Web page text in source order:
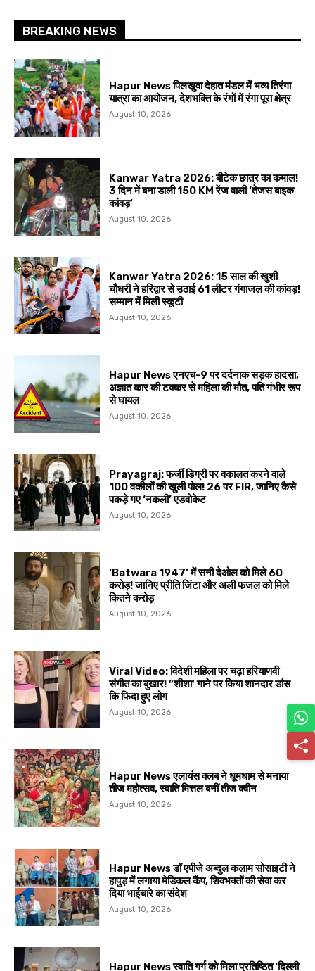
BREAKING NEWS
Hapur News पिलखुवा देहात मंडल में भव्य तिरंगा
यात्रा का आयोजन, देशभक्ति के रंगों में रंगा पूरा क्षेत्र
August 10, 2026
Kanwar Yatra 2026: बीटेक छात्र का कमाल!
3 दिन में बना डाली 150 KM रेंज वाली ‘तेजस बाइक
कांवड़’
August 10, 2026
Kanwar Yatra 2026: 15 साल की खुशी
चौधरी ने हरिद्वार से उठाई 61 लीटर गंगाजल की कांवड़!
सम्मान में मिली स्कूटी
August 10, 2026
Hapur News एनएच-9 पर दर्दनाक सड़क हादसा,
अज्ञात कार की टक्कर से महिला की मौत, पति गंभीर रूप
से घायल
August 10, 2026
Prayagraj: फर्जी डिग्री पर वकालत करने वाले
100 वकीलों की खुली पोल! 26 पर FIR, जानिए कैसे
पकड़े गए ‘नकली’ एडवोकेट
August 10, 2026
‘Batwara 1947’ में सनी देओल को मिले ₹60
करोड़! जानिए प्रीति जिंटा और अली फजल को मिले
कितने करोड़
August 10, 2026
Viral Video: विदेशी महिला पर चढ़ा हरियाणवी
संगीत का बुखार! ”शीशा’ गाने पर किया शानदार डांस
कि फिदा हुए लोग
August 10, 2026
Hapur News एलायंस क्लब ने धूमधाम से मनाया
तीज महोत्सव, स्वाति मित्तल बनीं तीज क्वीन
August 10, 2026
Hapur News डॉ एपीजे अब्दुल कलाम सोसाइटी ने
हापुड़ में लगाया मेडिकल कैंप, शिवभक्तों की सेवा कर
दिया भाईचारे का संदेश
August 10, 2026
Hapur News स्वाति गर्ग को मिला प्रतिष्ठित ‘दिल्ली